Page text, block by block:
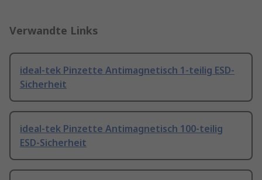
Verwandte Links
ideal-tek Pinzette Antimagnetisch 1-teilig ESD-
Sicherheit
ideal-tek Pinzette Antimagnetisch 100-teilig
ESD-Sicherheit